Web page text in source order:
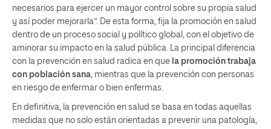
necesarios para ejercer un mayor control sobre su propia salud
y así poder mejorarla”. De esta forma, fija la promoción en salud
dentro de un proceso social y político global, con el objetivo de
aminorar su impacto en la salud pública. La principal diferencia
con la prevención en salud radica en que la promoción trabaja
con población sana, mientras que la prevención con personas
en riesgo de enfermar o bien enfermas.
En definitiva, la prevención en salud se basa en todas aquellas
medidas que no solo están orientadas a prevenir una patología,